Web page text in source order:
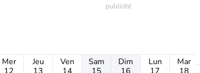
Mer
Jeu
Ven
Sam
Dim
Lun
Mar